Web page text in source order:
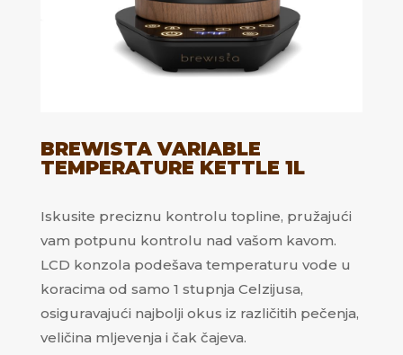
BREWISTA VARIABLE
TEMPERATURE KETTLE 1L
Iskusite preciznu kontrolu topline, pružajući
vam potpunu kontrolu nad vašom kavom.
LCD konzola podešava temperaturu vode u
koracima od samo 1 stupnja Celzijusa,
osiguravajući najbolji okus iz različitih pečenja,
veličina mljevenja i čak čajeva.